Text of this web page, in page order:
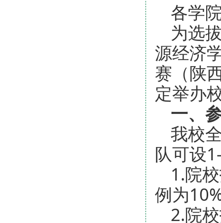
各学
为选
源经济
赛（陕
定举办
一、
我校
队可设
1.院
例为
2.院